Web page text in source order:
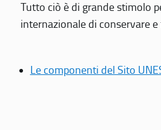
Tutto ciò è di grande stimolo
internazionale di conservare
Le componenti del Sito